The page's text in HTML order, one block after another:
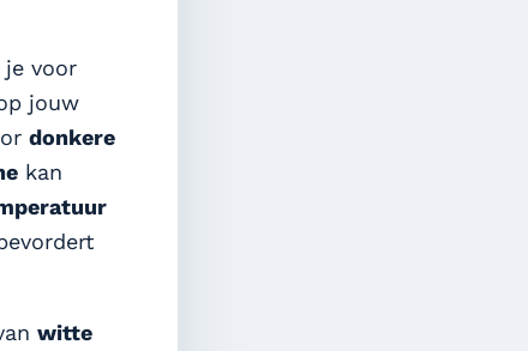
je voor
jouw
donkere
kan
witte